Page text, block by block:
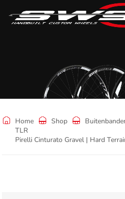
Shop
Home Shop
TLR
Pirelli Cinturato Gravel | Hard